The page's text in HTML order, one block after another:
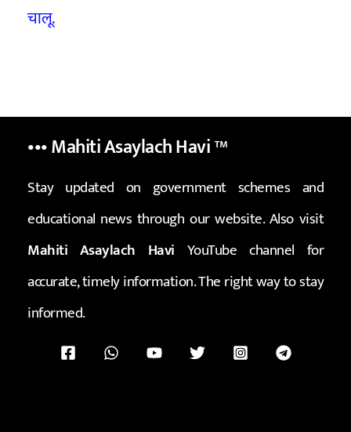
चालू.
••• Mahiti Asaylach Havi™
Stay updated on government schemes and
educational news through our website. Also visit
Mahiti Asaylach Havi YouTube channel for
accurate, timely information. The right way to stay
informed.